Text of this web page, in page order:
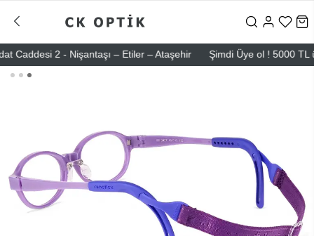
2 - Nişantaşı – Etiler – Ataşehir Şimdi Üye ol ! 5000 TL